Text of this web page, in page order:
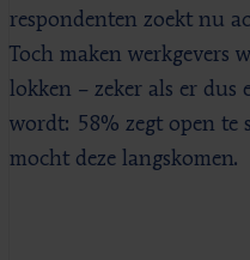
respondenten zoekt nu
Toch maken werkgevers
lokken – zeker als er dus
wordt: 58% zegt open te
mocht deze langskomen.